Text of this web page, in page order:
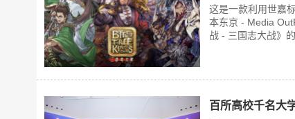
这是一款利用世嘉
本东京 - Media
战 - 三国志大战》
百所高校千名大